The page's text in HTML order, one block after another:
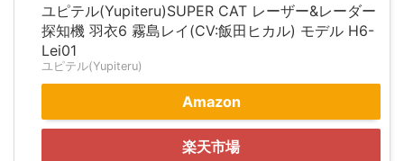
ユピテル(Yupiteru)SUPER CAT レーザー&レーダー
探知機 羽衣6 霧島レイ(CV:飯田ヒカル) モデル H6-
Lei01
ユピテル(Yupiteru)
Amazon
楽天市場